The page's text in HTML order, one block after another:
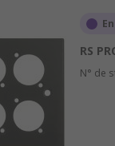
systems,
RS
N° de